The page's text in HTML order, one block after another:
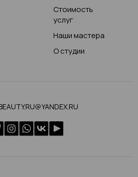
Стоимость
услуг
Наши мастера
О студии